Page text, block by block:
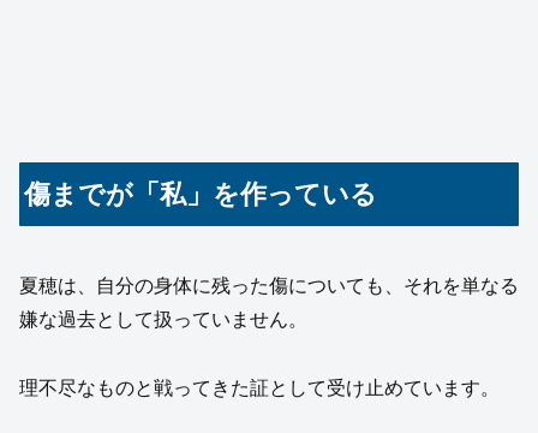
傷までが「私」を作っている
夏穂は、自分の身体に残った傷についても、それを単なる
嫌な過去として扱っていません。
理不尽なものと戦ってきた証として受け止めています。